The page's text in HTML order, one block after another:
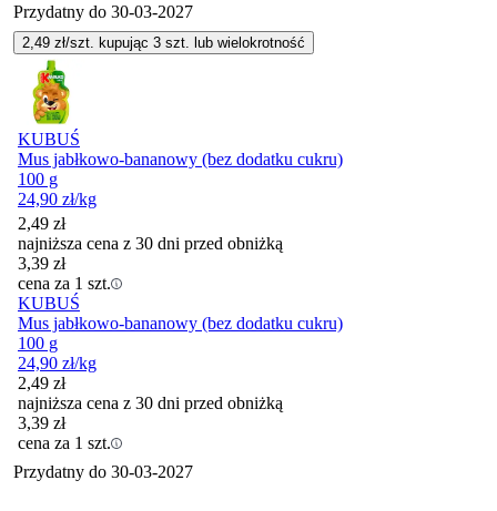
Przydatny do 30-03-2027
2,49 zł/szt. kupując 3 szt. lub wielokrotność
KUBUŚ
Mus jabłkowo-bananowy (bez dodatku cukru)
100 g
24,90 zł/kg
2,49 zł
najniższa cena z 30 dni przed obniżką
3,39 zł
cena za 1 szt.
KUBUŚ
Mus jabłkowo-bananowy (bez dodatku cukru)
100 g
24,90 zł/kg
2,49 zł
najniższa cena z 30 dni przed obniżką
3,39 zł
cena za 1 szt.
Przydatny do 30-03-2027